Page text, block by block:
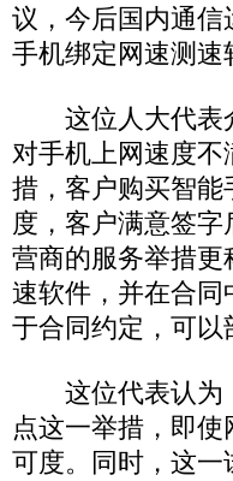
议，今后国内通
手机绑定网速测
这位人大代表介
对手机上网速度
措，客户购买智
度，客户满意签
营商的服务举措
速软件，并在合
于合同约定，可以
这位代表认为，
点这一举措，即
可度。同时，这